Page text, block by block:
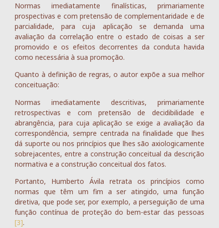
Normas imediatamente finalísticas, primariamente
prospectivas e com pretensão de complementaridade e de
parcialidade, para cuja aplicação se demanda uma
avaliação da correlação entre o estado de coisas a ser
promovido e os efeitos decorrentes da conduta havida
como necessária à sua promoção.
Quanto à definição de regras, o autor expõe a sua melhor
conceituação:
Normas imediatamente descritivas, primariamente
retrospectivas e com pretensão de decidibilidade e
abrangência, para cuja aplicação se exige a avaliação da
correspondência, sempre centrada na finalidade que lhes
dá suporte ou nos princípios que lhes são axiologicamente
sobrejacentes, entre a construção conceitual da descrição
normativa e a construção conceitual dos fatos.
Portanto, Humberto Ávila retrata os princípios como
normas que têm um fim a ser atingido, uma função
diretiva, que pode ser, por exemplo, a perseguição de uma
função contínua de proteção do bem-estar das pessoas
[3].